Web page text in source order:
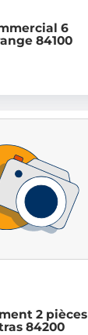
6
84100
2 pièces
84200